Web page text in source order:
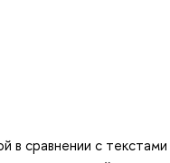
в сравнении с